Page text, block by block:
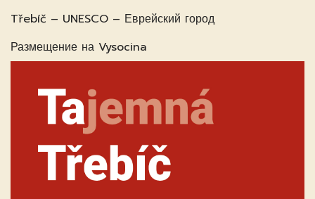
Třebíč – UNESCO – Еврейский город
Размещение на Vysocina